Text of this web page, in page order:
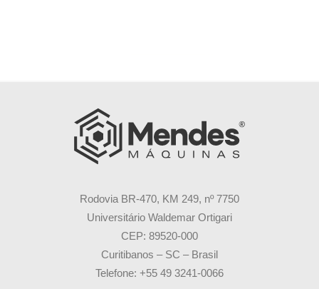
Rodovia BR-470, KM 249, nº 7750
Universitário Waldemar Ortigari
CEP: 89520-000
Curitibanos – SC – Brasil
Telefone: +55 49 3241-0066